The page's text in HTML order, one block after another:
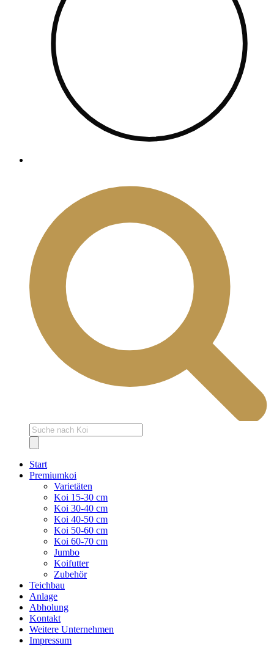
Products
search
Start
Premiumkoi
Varietäten
Koi 15-30 cm
Koi 30-40 cm
Koi 40-50 cm
Koi 50-60 cm
Koi 60-70 cm
Jumbo
Koifutter
Zubehör
Teichbau
Anlage
Abholung
Kontakt
Weitere Unternehmen
Impressum